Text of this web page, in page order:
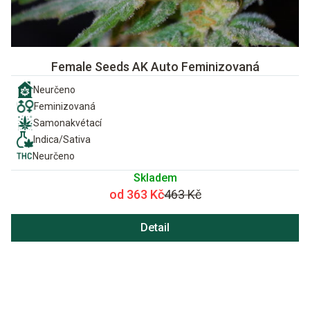
Female Seeds AK Auto Feminizovaná
Neurčeno
Feminizovaná
Samonakvétací
Indica/Sativa
Neurčeno
Skladem
od 363 Kč463 Kč
Detail